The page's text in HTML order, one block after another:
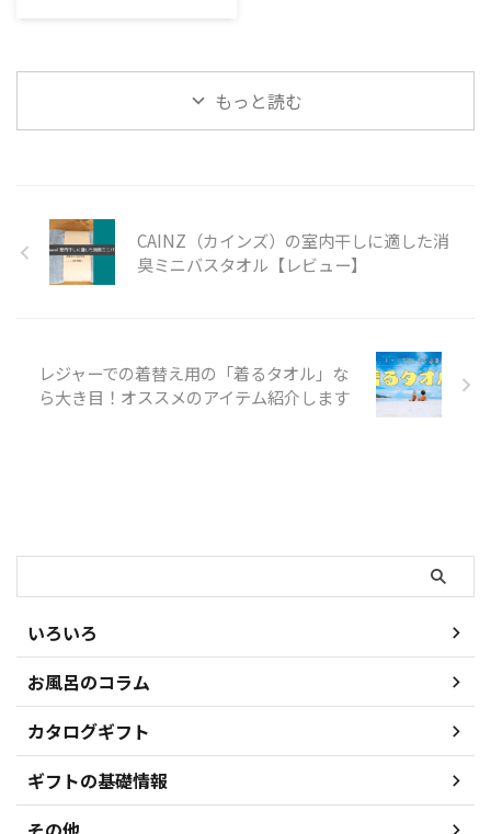
紹介していきます。特に最近では
別】やみつきになる ...
（Hippopotamus）」です。 ま
るで絵の具で色づけしたような発
しっとりとして肌触りが気持ちよ
い。とても個性的なタオルなので
す。 今回は、そんな魅力的なタ
おくるみタオルとスタイのギ ...
もっと読む
CAINZ（カインズ）の室内干しに適した消
臭ミニバスタオル【レビュー】
レジャーでの着替え用の「着るタオル」な
ら大き目！オススメのアイテム紹介します
いろいろ
お風呂のコラム
カタログギフト
ギフトの基礎情報